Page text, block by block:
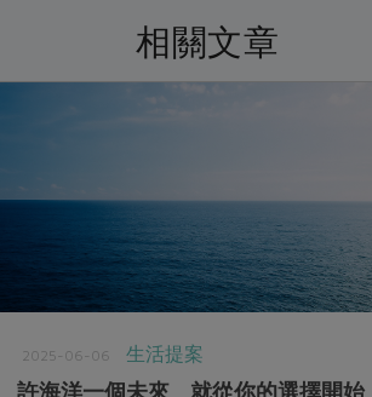
相關文章
2025-06-06 生活提案
許海洋一個未來 就從你的選擇開始